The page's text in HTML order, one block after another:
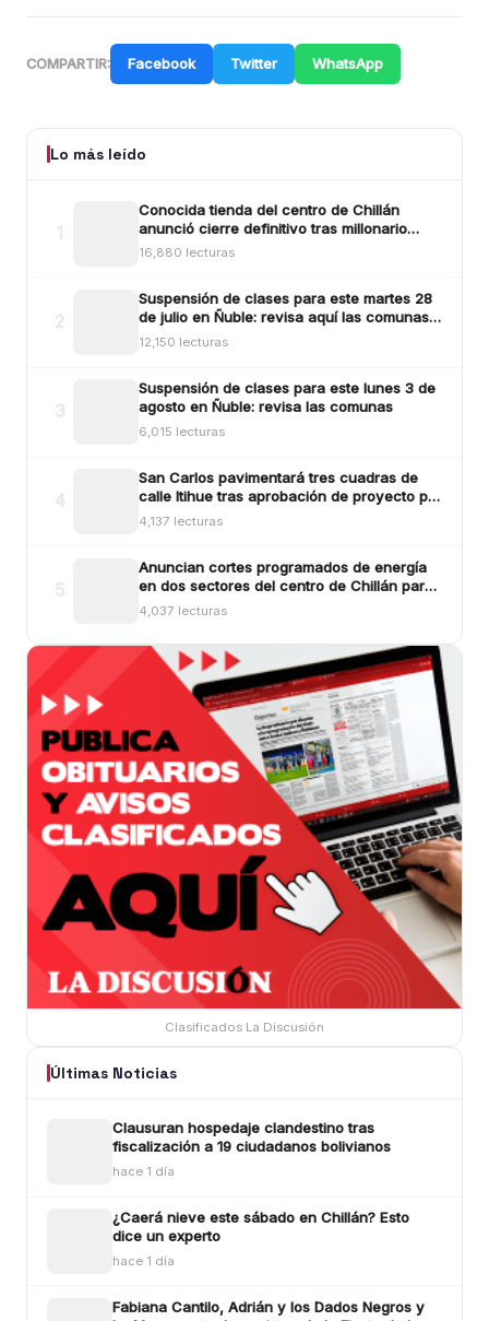
COMPARTIR: Facebook Twitter WhatsApp
Lo más leído
Conocida tienda del centro de Chillán
anunció cierre definitivo tras millonario
robo ocurrido la madrugada del reciente
lunes
16,880 lecturas
Suspensión de clases para este martes 28
de julio en Ñuble: revisa aquí las comunas y
sectores
12,150 lecturas
Suspensión de clases para este lunes 3 de
agosto en Ñuble: revisa las comunas
6,015 lecturas
San Carlos pavimentará tres cuadras de
calle Itihue tras aprobación de proyecto por
más de $554 millones
4,137 lecturas
Anuncian cortes programados de energía
en dos sectores del centro de Chillán para
este viernes
4,037 lecturas
Clasificados La Discusión
Últimas Noticias
Clausuran hospedaje clandestino tras
fiscalización a 19 ciudadanos bolivianos
hace 1 día
¿Caerá nieve este sábado en Chillán? Esto
dice un experto
hace 1 día
Fabiana Cantilo, Adrián y los Dados Negros y